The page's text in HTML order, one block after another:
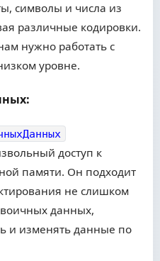
символы и числа из
различные кодировки.
нужно работать с
уровне.
доступ к
памяти. Он подходит
не слишком
данных,
и изменять данные по